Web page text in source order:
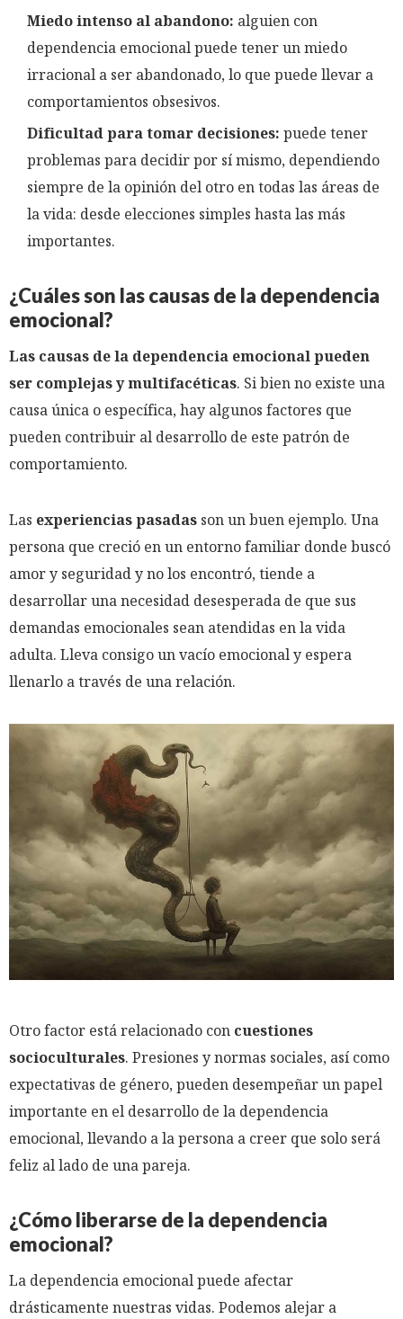
Miedo intenso al abandono: alguien con
dependencia emocional puede tener un miedo
irracional a ser abandonado, lo que puede llevar a
comportamientos obsesivos.
Dificultad para tomar decisiones: puede tener
problemas para decidir por sí mismo, dependiendo
siempre de la opinión del otro en todas las áreas de
la vida: desde elecciones simples hasta las más
importantes.
¿Cuáles son las causas de la dependencia
emocional?
Las causas de la dependencia emocional pueden
ser complejas y multifacéticas. Si bien no existe una
causa única o específica, hay algunos factores que
pueden contribuir al desarrollo de este patrón de
comportamiento.
Las experiencias pasadas son un buen ejemplo. Una
persona que creció en un entorno familiar donde buscó
amor y seguridad y no los encontró, tiende a
desarrollar una necesidad desesperada de que sus
demandas emocionales sean atendidas en la vida
adulta. Lleva consigo un vacío emocional y espera
llenarlo a través de una relación.
Otro factor está relacionado con cuestiones
socioculturales. Presiones y normas sociales, así como
expectativas de género, pueden desempeñar un papel
importante en el desarrollo de la dependencia
emocional, llevando a la persona a creer que solo será
feliz al lado de una pareja.
¿Cómo liberarse de la dependencia
emocional?
La dependencia emocional puede afectar
drásticamente nuestras vidas. Podemos alejar a